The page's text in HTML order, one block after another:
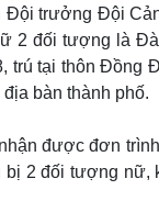
Lịch thi đấu
Thế giới
eSports
Hậu trường
Sân khấu -
Văn học
trưởng Đội
2 đối tượng là
trú tại thôn Đồng
bàn thành phố.
được đơn
2 đối tượng